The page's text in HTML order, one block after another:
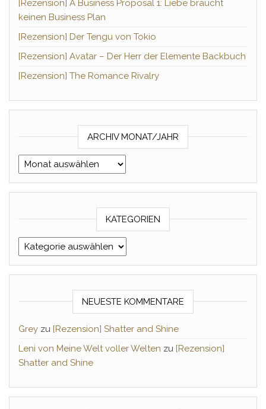
[Rezension] A Business Proposal 1: Liebe braucht
keinen Business Plan
[Rezension] Der Tengu von Tokio
[Rezension] Avatar – Der Herr der Elemente Backbuch
[Rezension] The Romance Rivalry
ARCHIV MONAT/JAHR
Archiv Monat/Jahr
KATEGORIEN
Kategorien
NEUESTE KOMMENTARE
Grey zu [Rezension] Shatter and Shine
Leni von Meine Welt voller Welten zu [Rezension]
Shatter and Shine